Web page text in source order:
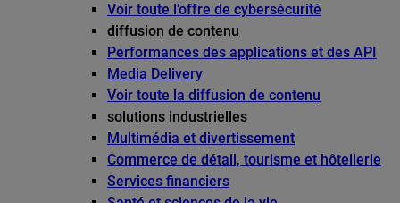
Voir toute l’offre de cybersécurité
diffusion de contenu
Performances des applications et des API
Media Delivery
Voir toute la diffusion de contenu
solutions industrielles
Multimédia et divertissement
Commerce de détail, tourisme et hôtellerie
Services financiers